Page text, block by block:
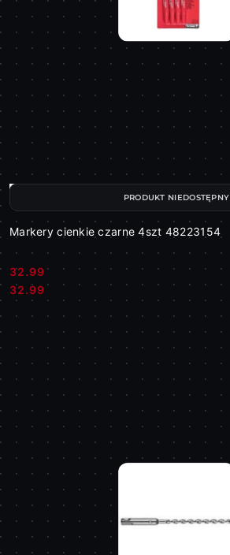
Markery cienkie czarne 4szt 48223154
Cena:
32.99
Cena:
32.99
PRODUKT NIEDOSTĘPNY